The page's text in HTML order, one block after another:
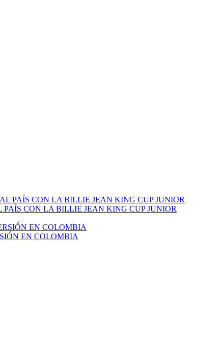
CON LA BILLIE JEAN KING CUP JUNIOR
EN COLOMBIA